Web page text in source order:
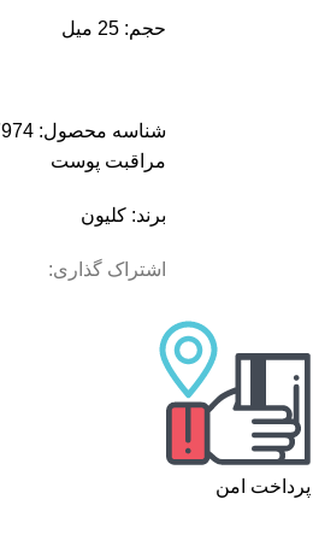
حجم: 25 میل
شناسه محصول:
مراقبت پوست
برند: کلیون
اشتراک گذاری:
پرداخت امن